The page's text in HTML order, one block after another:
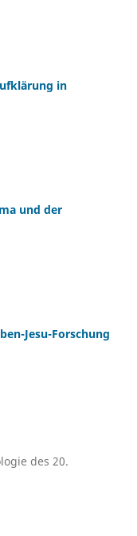
in
und der
Jesu-Forschung
des 20.